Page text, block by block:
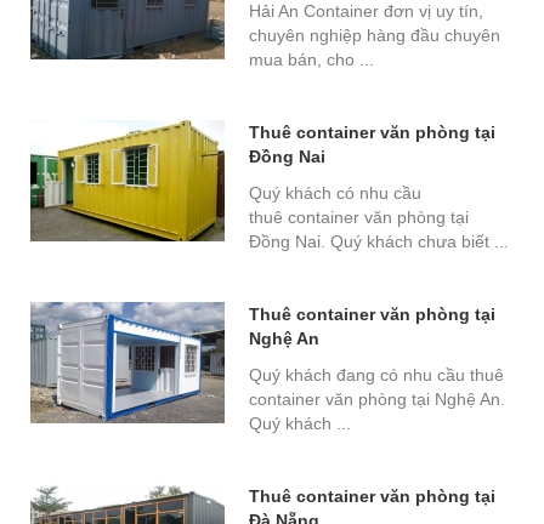
Hải An Container đơn vị uy tín,
chuyên nghiệp hàng đầu chuyên
mua bán, cho ...
Thuê container văn phòng tại
Đồng Nai
Quý khách có nhu cầu
thuê container văn phòng tại
Đồng Nai. Quý khách chưa biết ...
Thuê container văn phòng tại
Nghệ An
Quý khách đang có nhu cầu thuê
container văn phòng tại Nghệ An.
Quý khách ...
Thuê container văn phòng tại